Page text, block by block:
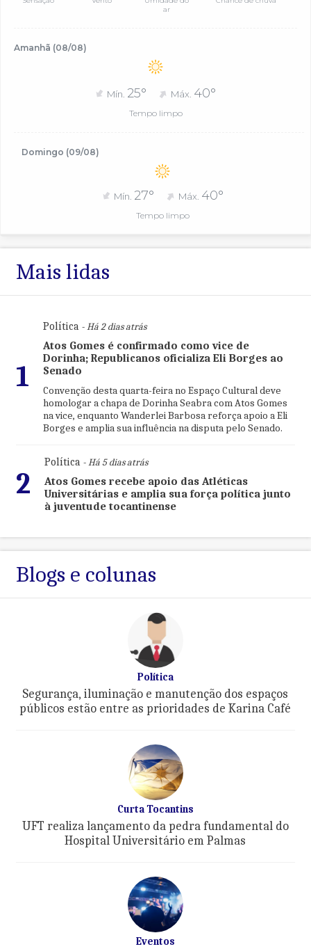
ar
Amanhã (08/08)
Mín. 25° Máx. 40°
Tempo limpo
Domingo (09/08)
Mín. 27° Máx. 40°
Tempo limpo
Mais lidas
1
Política- Há 2 dias atrás
Atos Gomes é confirmado como vice de
Dorinha; Republicanos oficializa Eli Borges ao
Senado
Convenção desta quarta-feira no Espaço Cultural deve
homologar a chapa de Dorinha Seabra com Atos Gomes
na vice, enquanto Wanderlei Barbosa reforça apoio a Eli
Borges e amplia sua influência na disputa pelo Senado.
2
Política- Há 5 dias atrás
Atos Gomes recebe apoio das Atléticas
Universitárias e amplia sua força política junto
à juventude tocantinense
Blogs e colunas
Política
Segurança, iluminação e manutenção dos espaços
públicos estão entre as prioridades de Karina Café
Curta Tocantins
UFT realiza lançamento da pedra fundamental do
Hospital Universitário em Palmas
Eventos